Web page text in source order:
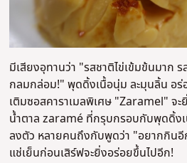
มีเสียงอุทานว่า "รสชาติไข่เข้มข้นมาก ร
กลมกล่อม!" พุดดิ้งเนื้อนุ่ม ละมุนลิ้น อร่
เติมซอสคาราเมลพิเศษ "Zaramel" จะ
น้ำตาล zaramé ที่กรุบกรอบกับพุดดิ้ง
ลงตัว หลายคนถึงกับพูดว่า "อยากกินอี
แช่เย็นก่อนเสิร์ฟจะยิ่งอร่อยขึ้นไปอีก!